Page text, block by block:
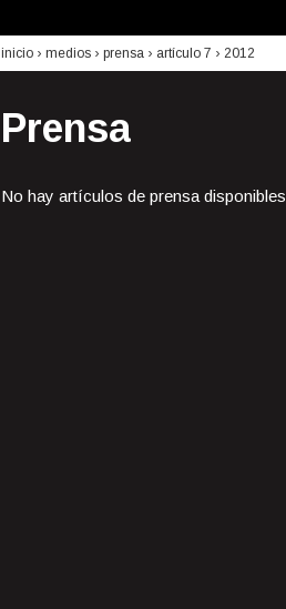
inicio › medios › prensa › artículo 7 › 2012
Prensa
No hay artículos de prensa disponibles